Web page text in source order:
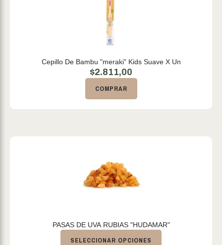
Cepillo De Bambu "meraki" Kids Suave X Un
$2.811,00
COMPRAR
PASAS DE UVA RUBIAS "HUDAMAR"
SELECCIONAR OPCIONES